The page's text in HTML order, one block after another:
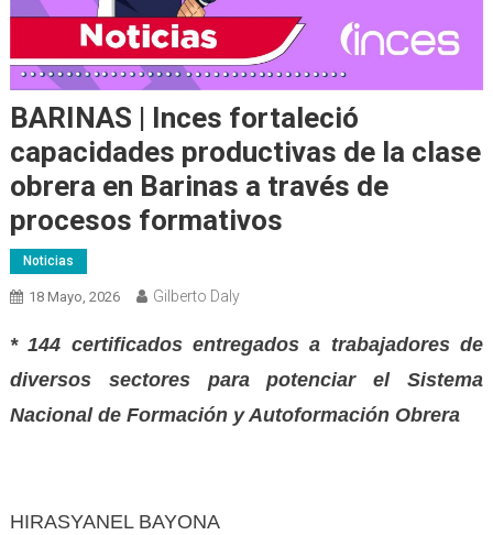
BARINAS | Inces fortaleció
capacidades productivas de la clase
obrera en Barinas a través de
procesos formativos
Noticias
18 Mayo, 2026 Gilberto Daly
* 144 certificados entregados a trabajadores de
diversos sectores para potenciar el Sistema
Nacional de Formación y Autoformación Obrera
HIRASYANEL BAYONA